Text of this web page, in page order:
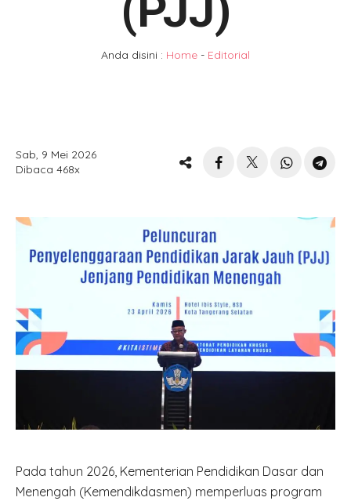
Anda disini : Home - Editorial
Sab, 9 Mei 2026
Dibaca 468x
Pada tahun 2026, Kementerian Pendidikan Dasar dan
Menengah (Kemendikdasmen) memperluas program